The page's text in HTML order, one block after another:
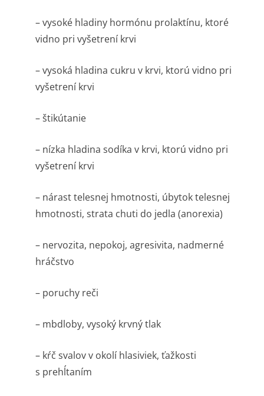
– vysoké hladiny hormónu prolaktínu, ktoré
vidno pri vyšetrení krvi
– vysoká hladina cukru v krvi, ktorú vidno pri
vyšetrení krvi
– štikútanie
– nízka hladina sodíka v krvi, ktorú vidno pri
vyšetrení krvi
– nárast telesnej hmotnosti, úbytok telesnej
hmotnosti, strata chuti do jedla (anorexia)
– nervozita, nepokoj, agresivita, nadmerné
hráčstvo
– poruchy reči
– mbdloby, vysoký krvný tlak
– kŕč svalov v okolí hlasiviek, ťažkosti
s prehĺtaním